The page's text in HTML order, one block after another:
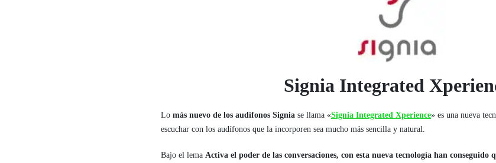
Signia Integrated
Lo más nuevo de los audífonos Signia se llama «Signia Integrated Xperience» es una nueva
escuchar con los audífonos que la incorporen sea mucho más sencilla y natural.
Bajo el lema Activa el poder de las conversaciones, con esta nueva tecnología han conseguido